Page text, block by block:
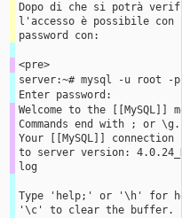
Dopo di che si potrà
l'accesso è possibile con
password con:
<pre>
server:~# mysql -u root -p
Enter password:
Welcome to the [[MySQL]]
Commands end with ; or \g.
Your [[MySQL]]
to server version:
log
Type 'help;' or '\h' for
'\c' to clear the buffer.